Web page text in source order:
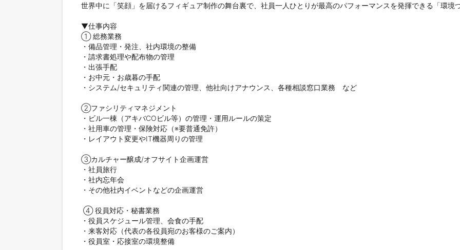
世界中に「笑顔」を届けるフィギュア制作の舞台裏で、社員一人ひとりが最高のパフォーマンスを発揮できる「環境
▼仕事内容
① 総務業務
・備品管理・発注、社内環境の整備
・請求書処理や配布物の管理
・出張手配
・お中元・お歳暮の手配
・システム/セキュリティ関連の管理、他社向けアナウンス、各種相談窓口業務　など
②ファシリティマネジメント
・ビル一棟（アキバCOビル等）の管理・運用ルールの策定
・社用車の管理・保険対応（※要普通免許）
・レイアウト変更やIT機器周りの管理
③カルチャー醸成/オフサイト企画運営
・社員旅行
・社内忘年会
・その他社内イベントなどの企画運営
・役員スケジュール管理、会食の手配
・来客対応（代表の各役員宛のお客様のご案内）
・役員室・応接室の環境整備